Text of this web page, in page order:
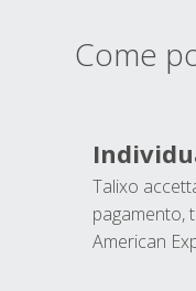
Come
Talixo
pagamento,
American